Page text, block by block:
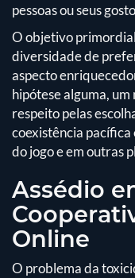
pessoas ou seus
O objetivo
diversidade de
aspecto
hipótese alguma,
respeito pelas
coexistência
do jogo e em outras
Assédio
Online
O problema da